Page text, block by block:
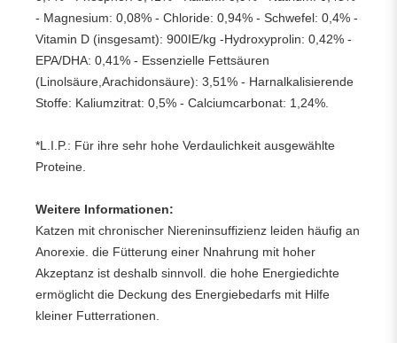
- Magnesium: 0,08% - Chloride: 0,94% - Schwefel: 0,4% -
Vitamin D (insgesamt): 900IE/kg -Hydroxyprolin: 0,42% -
EPA/DHA: 0,41% - Essenzielle Fettsäuren
(Linolsäure,Arachidonsäure): 3,51% - Harnalkalisierende
Stoffe: Kaliumzitrat: 0,5% - Calciumcarbonat: 1,24%.
*L.I.P.: Für ihre sehr hohe Verdaulichkeit ausgewählte
Proteine.
Weitere Informationen:
Katzen mit chronischer Niereninsuffizienz leiden häufig an
Anorexie. die Fütterung einer Nnahrung mit hoher
Akzeptanz ist deshalb sinnvoll. die hohe Energiedichte
ermöglicht die Deckung des Energiebedarfs mit Hilfe
kleiner Futterrationen.